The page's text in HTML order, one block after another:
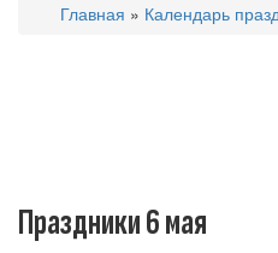
Главная » Календарь
Праздники 6 мая